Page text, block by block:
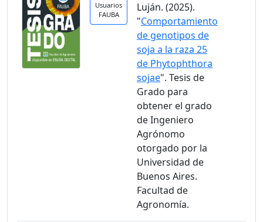
Usuarios
FAUBA
Luján. (2025).
"Comportamiento
de genotipos de
soja a la raza 25
de Phytophthora
sojae". Tesis de
Grado para
obtener el grado
de Ingeniero
Agrónomo
otorgado por la
Universidad de
Buenos Aires.
Facultad de
Agronomía.